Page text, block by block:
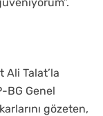
Talat’la
BG Genel
gözeten,